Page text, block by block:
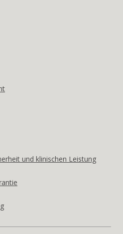
und klinischen Leistung